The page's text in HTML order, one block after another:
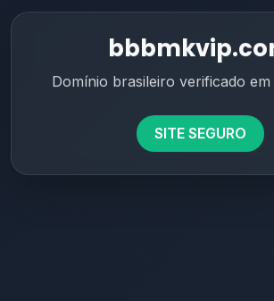
Domínio brasileiro verificado
SITE SEGURO